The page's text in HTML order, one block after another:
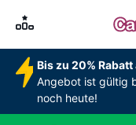
Bis zu 20%
Angebot ist gültig
noch heute!